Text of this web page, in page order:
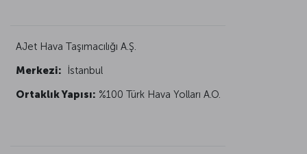
AJet Hava Taşımacılığı A.Ş.
Merkezi: İstanbul
Ortaklık Yapısı: %100 Türk Hava Yolları A.O.